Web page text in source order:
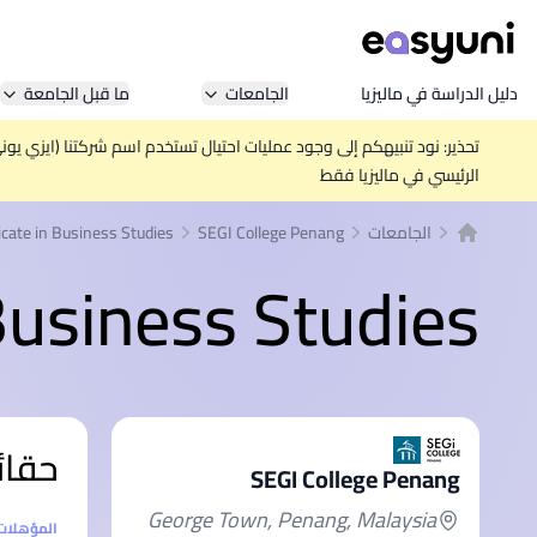
دليل الدراسة في ماليزيا الجامعات ما قبل الجامعة
تحذير: نود تنبيهكم إلى وجود عمليات احتيال تستخدم اسم شركتنا (ايزي
الرئيسي في ماليزيا فقط
الجامعات SEGI College Penang
in Business Studies
Studies
SEGI College Penang
George Town, Penang, Malaysia